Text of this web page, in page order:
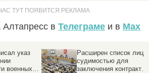
в Телеграме и в Max
указ
военных в
Расширен список лиц с
судимостью для
заключения контрактов